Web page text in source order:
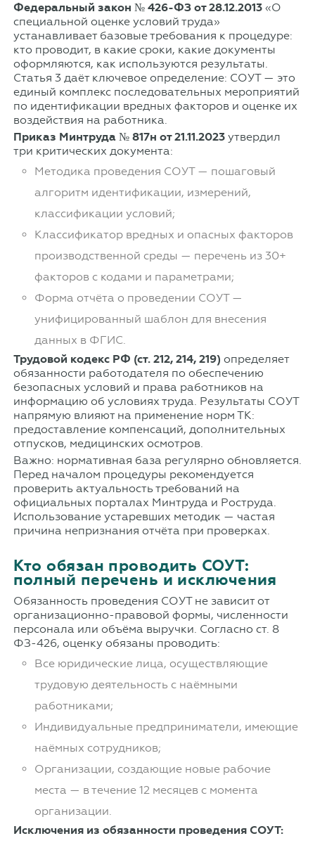
Федеральный закон № 426-ФЗ от 28.12.2013«О
специальной оценке условий труда»
устанавливает базовые требования к процедуре:
кто проводит, в какие сроки, какие документы
оформляются, как используются результаты.
Статья 3 даёт ключевое определение: СОУТ — это
единый комплекс последовательных мероприятий
по идентификации вредных факторов и оценке их
воздействия на работника.
Приказ Минтруда № 817н от 21.11.2023утвердил
три критических документа:
Методика проведения СОУТ — пошаговый
алгоритм идентификации, измерений,
классификации условий;
Классификатор вредных и опасных факторов
производственной среды — перечень из 30+
факторов с кодами и параметрами;
Форма отчёта о проведении СОУТ —
унифицированный шаблон для внесения
данных в ФГИС.
Трудовой кодекс РФ (ст. 212, 214, 219) определяет
обязанности работодателя по обеспечению
безопасных условий и права работников на
информацию об условиях труда. Результаты СОУТ
напрямую влияют на применение норм ТК:
предоставление компенсаций, дополнительных
отпусков, медицинских осмотров.
Важно: нормативная база регулярно обновляется.
Перед началом процедуры рекомендуется
проверить актуальность требований на
официальных порталах Минтруда и Роструда.
Использование устаревших методик — частая
причина непризнания отчёта при проверках.
Кто обязан проводить СОУТ:
полный перечень и исключения
Обязанность проведения СОУТ не зависит от
организационно-правовой формы, численности
персонала или объёма выручки. Согласно ст. 8
ФЗ-426, оценку обязаны проводить:
Все юридические лица, осуществляющие
трудовую деятельность с наёмными
работниками;
Индивидуальные предприниматели, имеющие
наёмных сотрудников;
Организации, создающие новые рабочие
места — в течение 12 месяцев с момента
организации.
Исключения из обязанности проведения СОУТ: